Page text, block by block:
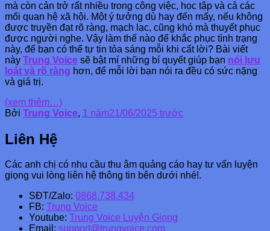
mà còn cản trở rất nhiều trong công việc, học tập và cả các
mối quan hệ xã hội. Một ý tưởng dù hay đến mấy, nếu không
được truyền đạt rõ ràng, mạch lạc, cũng khó mà thuyết phục
được người nghe. Vậy làm thế nào để khắc phục tình trạng
này, để bạn có thể tự tin tỏa sáng mỗi khi cất lời? Bài viết
này Trung Voice sẽ bật mí những bí quyết giúp bạn nói lưu
loát và rõ ràng hơn, để mỗi lời bạn nói ra đều có sức nặng
và giá trị.
(xem thêm…)
Bởi Trung Voice, 1 năm21/06/2025 trước
Liên Hệ
Các anh chị có nhu cầu thu âm quảng cáo hay tư vấn luyện
giọng vui lòng liên hệ thông tin bên dưới nhé!.
SĐT/Zalo: 0868.738.434
FB:
Trung Voice
Youtube:
Trung Voice Luyện Giọng
Email: support@trungvoice.com